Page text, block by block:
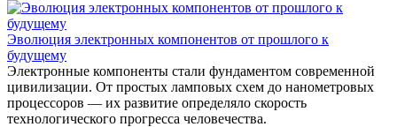
Эволюция электронных компонентов от прошлого к
будущему
Электронные компоненты стали фундаментом современной
цивилизации. От простых ламповых схем до нанометровых
процессоров — их развитие определяло скорость
технологического прогресса человечества.